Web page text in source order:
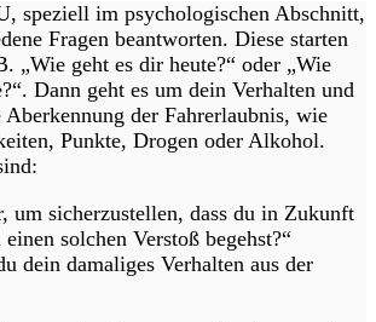
speziell im psychologischen Abschnitt,
Fragen beantworten. Diese starten
„Wie geht es dir heute?“ oder „Wie
Dann geht es um dein Verhalten und
der Fahrerlaubnis, wie
Punkte, Drogen oder Alkohol.
um sicherzustellen, dass du in Zukunft
solchen Verstoß begehst?“
dein damaliges Verhalten aus der